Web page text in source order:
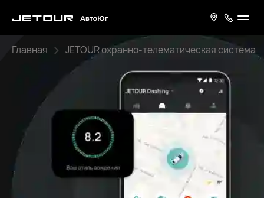
Главная JETOUR охранно-телематическая система